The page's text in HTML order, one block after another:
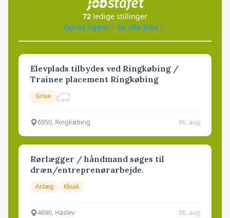
72 ledige stillinger
Opret agent
Se alle jobs
Elevplads tilbydes ved Ringkøbing /
Trainee placement Ringkøbing
Grise
6950, Ringkøbing 06. aug.
Rørlægger / håndmand søges til
dræn/entreprenørarbejde.
Anlæg Kloak
4690, Haslev 06. aug.